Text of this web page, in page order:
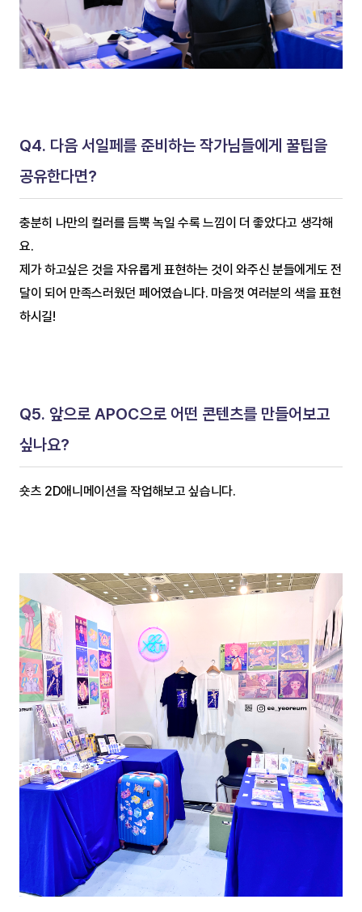
Q4. 다음 서일페를 준비하는 작가님들에게 꿀팁을
공유한다면?
충분히 나만의 컬러를 듬뿍 녹일 수록 느낌이 더 좋았다고 생각해
요.
제가 하고싶은 것을 자유롭게 표현하는 것이 와주신 분들에게도 전
달이 되어 만족스러웠던 페어였습니다. 마음껏 여러분의 색을 표현
하시길!
Q5. 앞으로 APOC으로 어떤 콘텐츠를 만들어보고
싶나요?
숏츠 2D애니메이션을 작업해보고 싶습니다.